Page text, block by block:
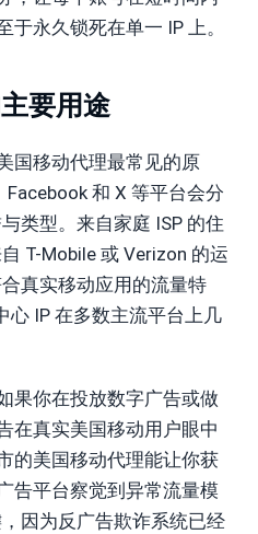
永久锁死在单一 IP 上。
要用途
国移动代理最常见的原
和 X 等平台会分
类型。来自家庭 ISP 的住
T-Mobile 或 Verizon 的运
真实移动应用的流量特
心 IP 在多数主流平台上几
果你在投放数字广告或做
在真实美国移动用户眼中
的美国移动代理能让你获
告平台察觉到异常流量模
因为反广告欺诈系统已经